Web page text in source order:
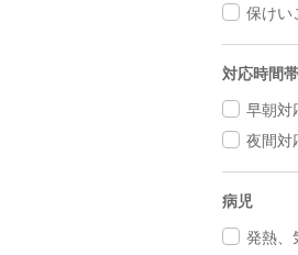
保けい
対応時間帯
早朝対
夜間対
病児
発熱、